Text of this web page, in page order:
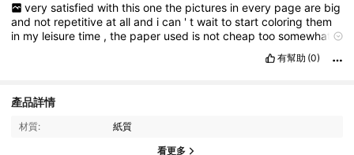
very satisfied with this one the pictures in every page are big
and not repetitiveatalland ican 'twaittostartcoloringthem
in my leisuretime ,the paper used is notcheaptoosomewhat
有幫助 (0)
產品詳情
材質: 紙質
看更多